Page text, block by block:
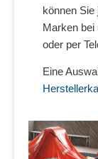
können Sie
Marken bei
oder per
Eine